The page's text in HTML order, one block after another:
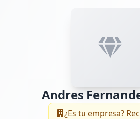
Andres
¿Es tu empresa?